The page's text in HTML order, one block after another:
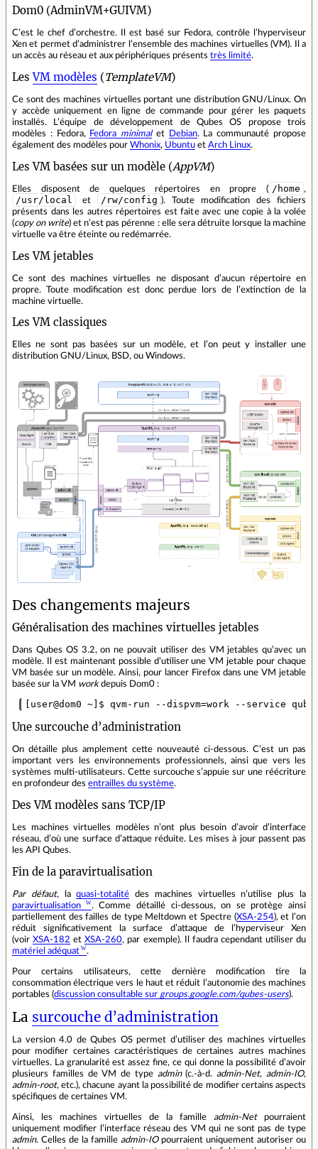
Dom0 (AdminVM+GUIVM)
C’est le chef d’orchestre. Il est basé sur Fedora, contrôle l’hyperviseur
Xen et permet d’administrer l’ensemble des machines virtuelles (VM). Il a
un accès au réseau et aux périphériques présents très limité.
LesVM modèles (TemplateVM)
Ce sont des machines virtuelles portant une distribution GNU/Linux. On
y accède uniquement en ligne de commande pour gérer les paquets
installés. L’équipe de développement de Qubes OS propose trois
modèles : Fedora,
Fedora minimalet Debian. La communauté propose
également des modèles pour Whonix, Ubuntu et Arch Linux.
Les VM basées sur un modèle (AppVM)
Elles disposent de quelques répertoires en propre ( /home ,
/usr/local et /rw/config ). Toute modification des fichiers
présents dans les autres répertoires est faite avec une copie à la volée
(copy on write) et n’est pas pérenne : elle sera détruite lorsque la machine
virtuelle va être éteinte ou redémarrée.
Les VM jetables
Ce sont des machines virtuelles ne disposant d’aucun répertoire en
propre. Toute modification est donc perdue lors de l’extinction de la
machine virtuelle.
Les VM classiques
Elles ne sont pas basées sur un modèle, et l’on peut y installer une
distribution GNU/Linux, BSD, ou Windows.
Des changements majeurs
Généralisation des machines virtuelles jetables
Dans Qubes OS 3.2, on ne pouvait utiliser des VM jetables qu’avec un
modèle. Il est maintenant possible d’utiliser une VM jetable pour chaque
VM basée sur un modèle. Ainsi, pour lancer Firefox dans une VM jetable
basée sur la VM workdepuis Dom0 :
Une surcouche d’administration
On détaille plus amplement cette nouveauté ci‐dessous. C’est un pas
important vers les environnements professionnels, ainsi que vers les
systèmes multi‐utilisateurs. Cette surcouche s’appuie sur une réécriture
en profondeur des entrailles du système.
Des VM modèles sans TCP/IP
Les machines virtuelles modèles n’ont plus besoin d’avoir d’interface
réseau, d’où une surface d’attaque réduite. Les mises à jour passent pas
les API Qubes.
Fin de la paravirtualisation
Par défaut, laquasi‐totalité des machines virtuelles n’utilise plus la
paravirtualisation
. Comme détaillé ci‐dessous, on se protège ainsi
partiellement des failles de type Meltdown et Spectre (XSA-254), et l’on
réduit significativement la surface d’attaque de l’hyperviseur Xen
(voir XSA-182 et XSA-260, par exemple). Il faudra cependant utiliser du
matériel adéquat
.
Pour certains utilisateurs, cette dernière modification tire la
consommation électrique vers le haut et réduit l’autonomie des machines
portables (discussion consultable sur groups.google.com/qubes-users).
La surcouche d’administration
La version 4.0 de Qubes OS permet d’utiliser des machines virtuelles
pour modifier certaines caractéristiques de certaines autres machines
virtuelles. La granularité est assez fine, ce qui donne la possibilité d’avoir
plusieurs familles de VM de type admin(c.‐à‐d.admin-Net,admin-IO,
admin-root, etc.), chacune ayant la possibilité de modifier certains aspects
spécifiques de certaines VM.
Ainsi, les machines virtuelles de la famille admin-Netpourraient
uniquement modifier l’interface réseau des VM qui ne sont pas de type
admin. Celles de la famille admin-IOpourraient uniquement autoriser ou